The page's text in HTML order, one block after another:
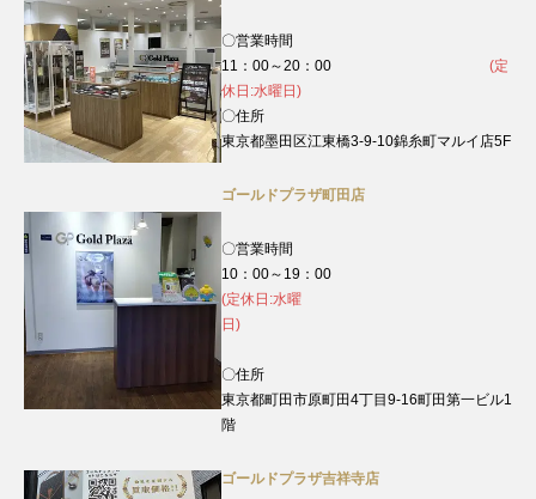
〇営業時間
11：00～20：00 (定
休日:水曜日)
〇住所
東京都墨田区江東橋3-9-10錦糸町マルイ店5F
ゴールドプラザ町田店
〇営業時間
10：00～19：00
(定休日:水曜
日)
〇住所
東京都町田市原町田4丁目9‐16町田第一ビル1
階
ゴールドプラザ吉祥寺店